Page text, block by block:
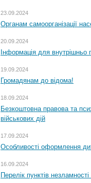
23.09.2024
Органам самоорганізації
20.09.2024
Інформація для внутрішньо
19.09.2024
Громадянам до відома!
18.09.2024
Безкоштовна правова та
військових дій
17.09.2024
Особливості оформлення
16.09.2024
Перелік пунктів